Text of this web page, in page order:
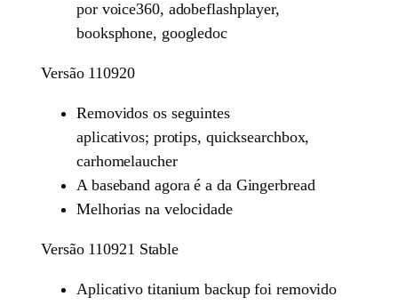
por voice360, adobeflashplayer,
booksphone, googledoc
Versão 110920
Removidos os seguintes
aplicativos; protips, quicksearchbox,
carhomelaucher
A baseband agora é a da Gingerbread
Melhorias na velocidade
Versão 110921 Stable
Aplicativo titanium backup foi removido